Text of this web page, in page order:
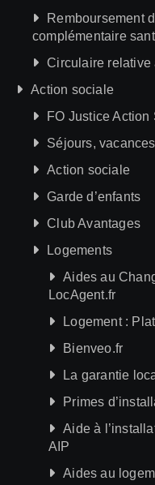
Remboursement
complémentaire
Circulaire relative
Action sociale
FO Justice Action
Séjours,
Action sociale
Garde d’enfants
Club Avantages
Logements
Aides au
LocAgent.fr
Logement :
Bienveo.fr
La garantie
Primes
Aide à
AIP
Aides au